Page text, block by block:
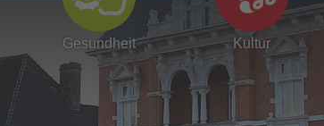
Gesundheit Kultur